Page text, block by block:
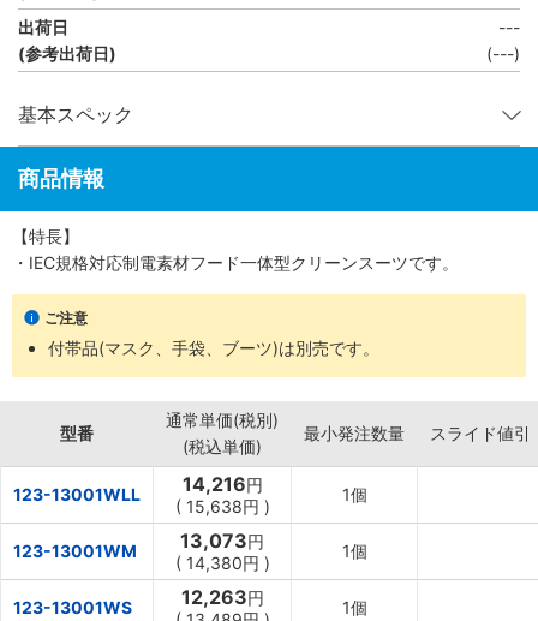
出荷日
(参考出荷日)
---
(---)
基本スペック
商品情報
【特長】
・IEC規格対応制電素材フード一体型クリーンスーツです。
ご注意
付帯品(マスク、手袋、ブーツ)は別売です。
型番
通常単価(税別)
(税込単価)
最小発注数量 スライド値引
123-13001WLL 14,216円
( 15,638円 )
1個
123-13001WM 13,073円
( 14,380円 )
1個
123-13001WS 12,263円
1個